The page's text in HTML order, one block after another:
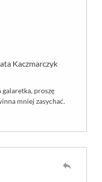
Kaczmarczyk
galaretka, proszę
mniej zasychać.
reply